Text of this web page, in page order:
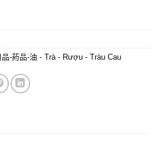
-葯品-油 - Trà - Rượu - Tràu Cau